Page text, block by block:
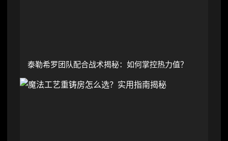
泰勒希罗团队配合战术揭秘：如何掌控热力值？